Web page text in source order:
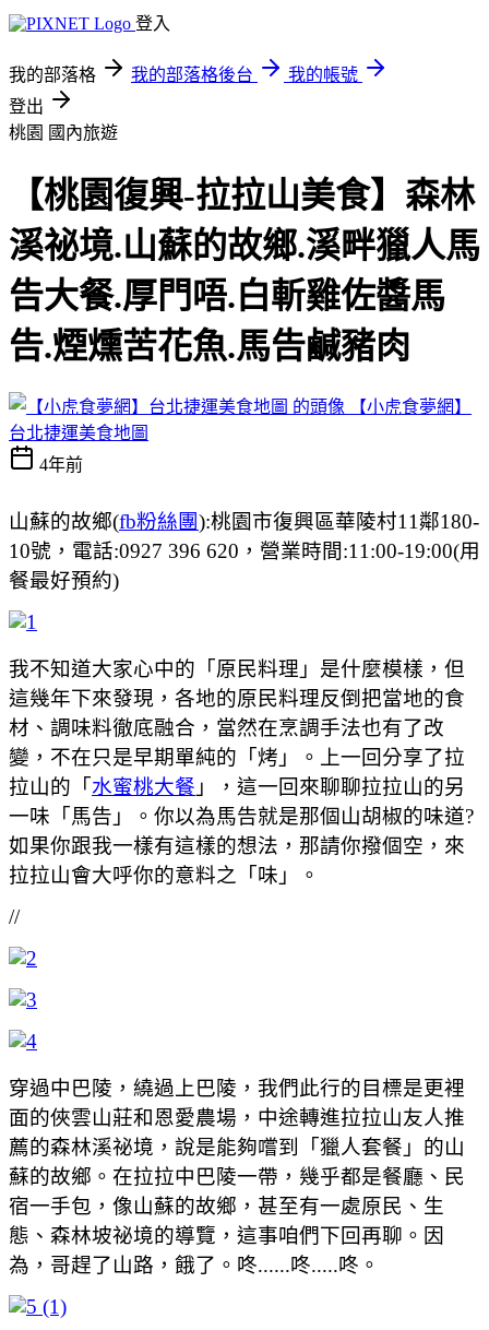
登入
我的部落格 我的部落格後台
我的帳號
登出
桃園 國內旅遊
【桃園復興-拉拉山美食】森林
溪祕境.山蘇的故鄉.溪畔獵人馬
告大餐.厚門唔.白斬雞佐醬馬
告.煙燻苦花魚.馬告鹹豬肉
【小虎食夢網】
台北捷運美食地圖
4年前
山蘇的故鄉(fb粉絲團):桃園市復興區華陵村11鄰180-
10號，電話:0927 396 620，營業時間:11:00-19:00(用
餐最好預約)
我不知道大家心中的「原民料理」是什麼模樣，但
這幾年下來發現，各地的原民料理反倒把當地的食
材、調味料徹底融合，當然在烹調手法也有了改
變，不在只是早期單純的「烤」。上一回分享了拉
拉山的「 水蜜桃大餐 」，這一回來聊聊拉拉山的另
一味「馬告」。你以為馬告就是那個山胡椒的味道?
如果你跟我一樣有這樣的想法，那請你撥個空，來
拉拉山會大呼你的意料之「味」。
//
穿過中巴陵，繞過上巴陵，我們此行的目標是更裡
面的俠雲山莊和恩愛農場，中途轉進拉拉山友人推
薦的森林溪祕境，說是能夠嚐到「獵人套餐」的山
蘇的故鄉。在拉拉中巴陵一帶，幾乎都是餐廳、民
宿一手包，像山蘇的故鄉，甚至有一處原民、生
態、森林坡祕境的導覽，這事咱們下回再聊。因
為，哥趕了山路，餓了。咚......咚.....咚。